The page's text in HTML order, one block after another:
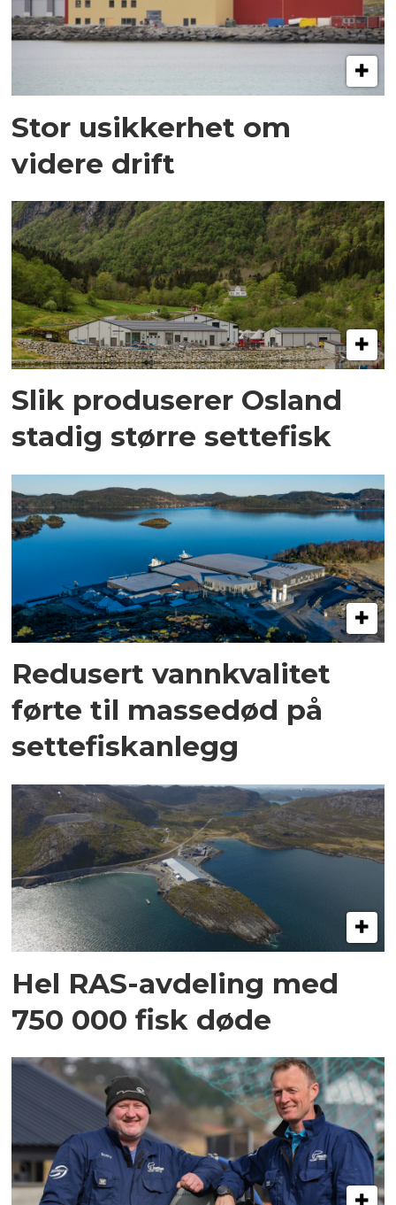
Stor usikkerhet om
videre drift
Slik produserer Osland
stadig større settefisk
Redusert vannkvalitet
førte til massedød på
settefiskanlegg
Hel RAS-avdeling med
750 000 fisk døde